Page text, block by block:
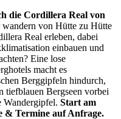
die Cordillera Real von
von Hütte zu Hütte
Real erleben, dabei
einbauen und
Eine lose
macht es
Berggipfeln hindurch,
tiefblauen Bergseen vorbei
Wandergipfel. Start am
& Termine auf Anfrage.